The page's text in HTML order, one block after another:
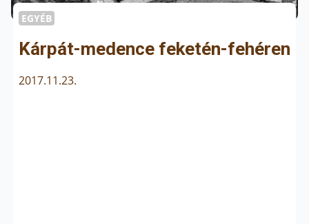
EGYÉB
Kárpát-medence feketén-fehéren
2017.11.23.